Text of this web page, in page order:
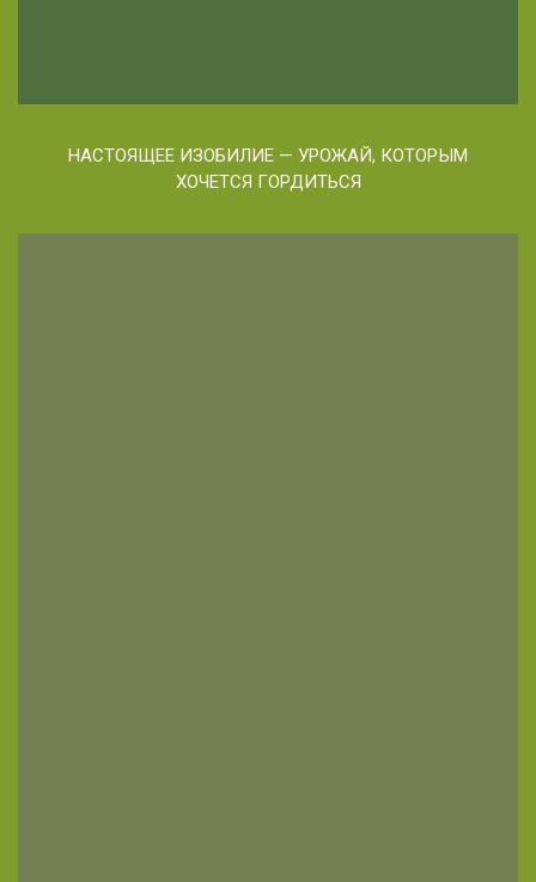
НАСТОЯЩЕЕ ИЗОБИЛИЕ — УРОЖАЙ, КОТОРЫМ
ХОЧЕТСЯ ГОРДИТЬСЯ